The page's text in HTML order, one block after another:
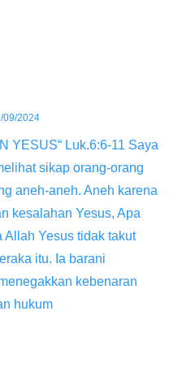
09/2024
YESUS“ Luk.6:6-11 Saya
sikap orang-orang
aneh-aneh. Aneh karena
kesalahan Yesus, Apa
Yesus tidak takut
itu. Ia barani
kebenaran
hukum